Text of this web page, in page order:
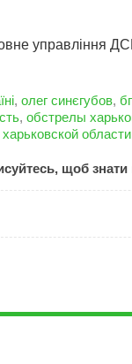
управління
, олег синєгубов,
, обстрелы
харьковской области
щоб